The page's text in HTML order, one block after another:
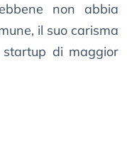
non abbia
il suo carisma
startup di maggior